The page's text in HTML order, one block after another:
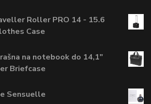
Roller PRO 14 - 15.6
Case
na notebook do 14,1"
Briefcase
Sensuelle